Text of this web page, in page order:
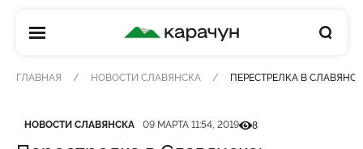
КАРАЧУН
ГЛАВНАЯ НОВОСТИ СЛАВЯНСКА ПЕРЕСТРЕЛКА В
Категория
НОВОСТИ СЛАВЯНСКА
Дата публикации 09 МАРТА 11:54, 2019Кількість переглядів
8